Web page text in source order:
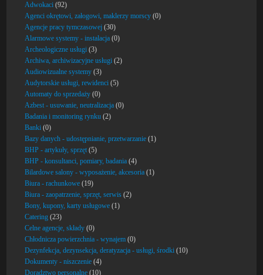
Adwokaci (92)
Agenci okrętowi, załogowi, maklerzy morscy (0)
Agencje pracy tymczasowej (30)
Alarmowe systemy - instalacja (0)
Archeologiczne usługi (3)
Archiwa, archiwizacyjne usługi (2)
Audiowizualne systemy (3)
Audytorskie usługi, rewidenci (5)
Automaty do sprzedaży (0)
Azbest - usuwanie, neutralizacja (0)
Badania i monitoring rynku (2)
Banki (0)
Bazy danych - udostępnianie, przetwarzanie (1)
BHP - artykuły, sprzęt (5)
BHP - konsultanci, pomiary, badania (4)
Bilardowe salony - wyposażenie, akcesoria (1)
Biura - rachunkowe (19)
Biura - zaopatrzenie, sprzęt, serwis (2)
Bony, kupony, karty usługowe (1)
Catering (23)
Celne agencje, składy (0)
Chłodnicza powierzchnia - wynajem (0)
Dezynfekcja, dezynsekcja, deratyzacja - usługi, środki (10)
Dokumenty - niszczenie (4)
Doradztwo personalne (10)